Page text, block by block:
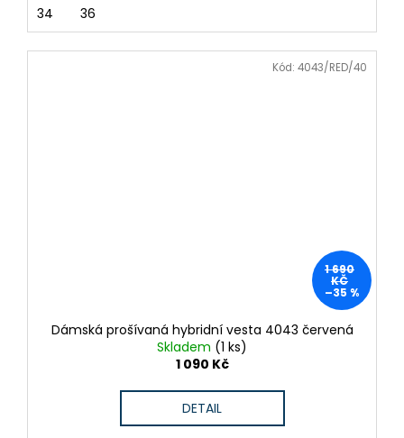
34 36
1 690
KČ
–35 %
Dámská prošívaná hybridní vesta 4043 červená
Skladem (1 ks)
1 090 Kč
DETAIL
Kód: 4043/RED/40